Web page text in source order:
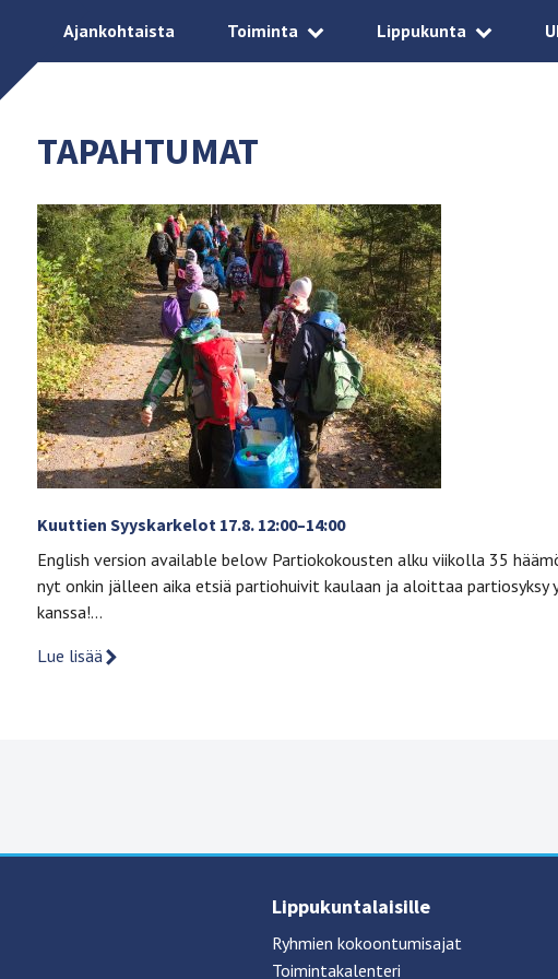
Ajankohtaista Toiminta Lippukunta
TAPAHTUMAT
Kuuttien Syyskarkelot 17.8. 12:00–14:00
English version available below Partiokokousten alku viikolla 35
nyt onkin jälleen aika etsiä partiohuivit kaulaan ja aloittaa partiosyksy
kanssa!…
Lue lisää
Lippukuntalaisille
Ryhmien kokoontumisajat
Toimintakalenteri